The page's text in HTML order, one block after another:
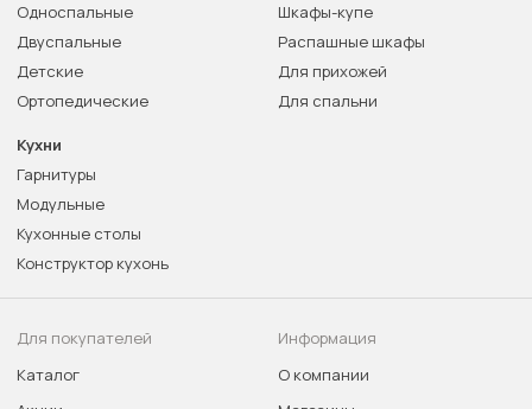
Односпальные
Двуспальные
Детские
Ортопедические
Шкафы-купе
Распашные шкафы
Для прихожей
Для спальни
Кухни
Гарнитуры
Модульные
Кухонные столы
Конструктор кухонь
Для покупателей
Каталог
Информация
О компании